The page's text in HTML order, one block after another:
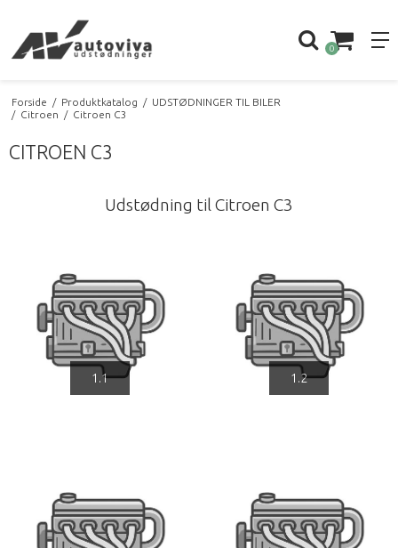
0
Forside / Produktkatalog / UDSTØDNINGER TIL BILER
/ Citroen / Citroen C3
CITROEN C3
Udstødning til Citroen C3
1.1 1.2